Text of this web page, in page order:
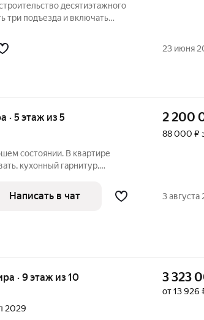
десятиэтажного
три подъезда и включать
со стороны двора, а в
23 июня
· 5 этаж из 5
состоянии. В квартире
кухонный гарнитур,
Балкон пластиковый,
2 200
88 000 ₽
Написать в чат 3 августа
· 9 этаж из 10
2029
3 323
от 13 926